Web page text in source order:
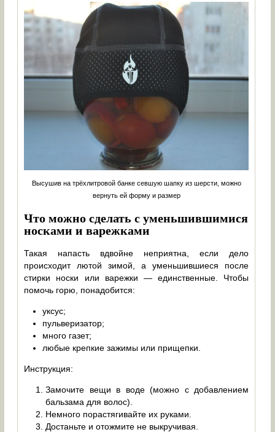
Высушив на трёхлитровой банке севшую шапку из шерсти, можно
вернуть ей форму и размер
Что можно сделать с уменьшившимися
носками и варежками
Такая напасть вдвойне неприятна, если дело
происходит лютой зимой, а уменьшившиеся после
стирки носки или варежки — единственные. Чтобы
помочь горю, понадобится:
уксус;
пульверизатор;
много газет;
любые крепкие зажимы или прищепки.
Инструкция:
Замочите вещи в воде (можно с добавлением
бальзама для волос).
Немного порастягивайте их руками.
Достаньте и отожмите не выкручивая.